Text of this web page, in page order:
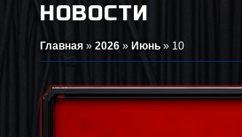
НОВОСТИ
Главная » 2026 » Июнь » 10